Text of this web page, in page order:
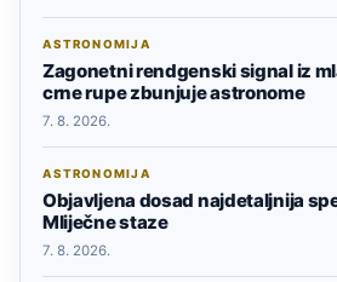
ASTRONOMIJA
Zagonetni rendgenski signal iz
crne rupe zbunjuje astronome
7. 8. 2026.
ASTRONOMIJA
Objavljena dosad najdetaljnija
Mliječne staze
7. 8. 2026.